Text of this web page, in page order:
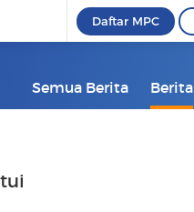
Daftar MPC
Semua Berita Berita